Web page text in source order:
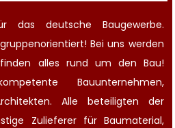
das deutsche Baugewerbe.
Bei uns werden
alles rund um den Bau!
Bauunternehmen,
Alle beteiligten der
Zulieferer für Baumaterial,